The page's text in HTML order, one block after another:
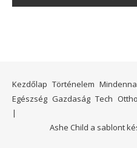
Kezdőlap Történelem
Egészség Gazdaság Tech
Ashe Child a sablont